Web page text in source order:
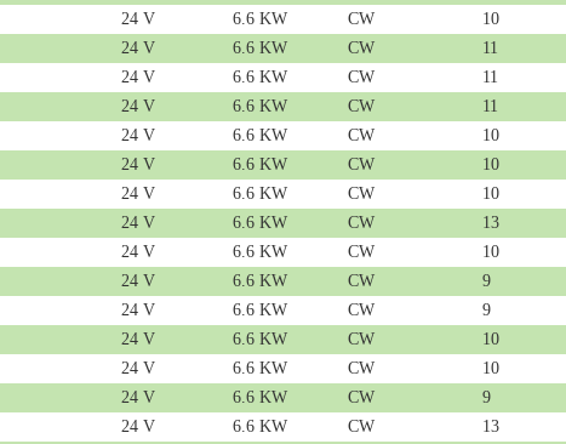
24 V 6.6 KW CW 10
24 V 6.6 KW CW 11
24 V 6.6 KW CW 11
24 V 6.6 KW CW 11
24 V 6.6 KW CW 10
24 V 6.6 KW CW 10
24 V 6.6 KW CW 10
24 V 6.6 KW CW 13
24 V 6.6 KW CW 10
24 V 6.6 KW CW 9
24 V 6.6 KW CW 9
24 V 6.6 KW CW 10
24 V 6.6 KW CW 10
24 V 6.6 KW CW 9
24 V 6.6 KW CW 13